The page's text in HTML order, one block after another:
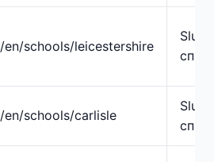
/en/schools/leicestershire
Slug
/en/schools/carlisle
Slug